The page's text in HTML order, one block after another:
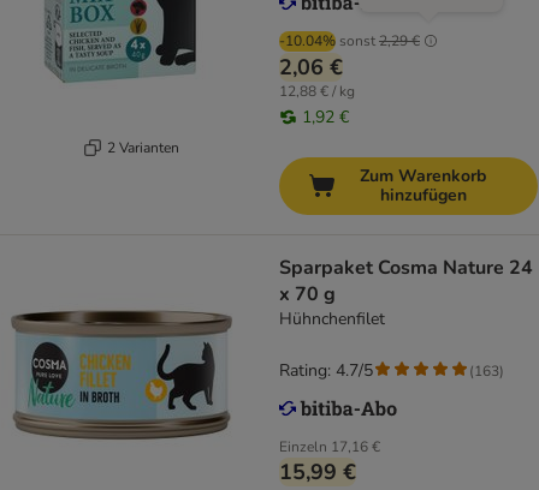
2 Varianten
-10.04% sonst2,29 €
2,06 €
12,88 € / kg
1,92 €
Zum Warenkorb
hinzufügen
Sparpaket Cosma Nature 24
x 70 g
Hühnchenfilet
Einzeln 17,16 €
15,99 €
Rating: 4.7/5 (163)